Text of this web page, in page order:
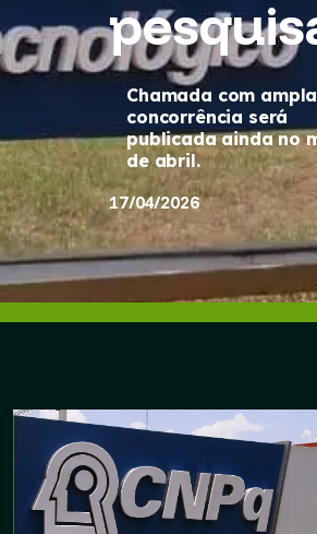
Chamada com ampla
concorrência será
publicada ainda no
de abril.
17/04/2026